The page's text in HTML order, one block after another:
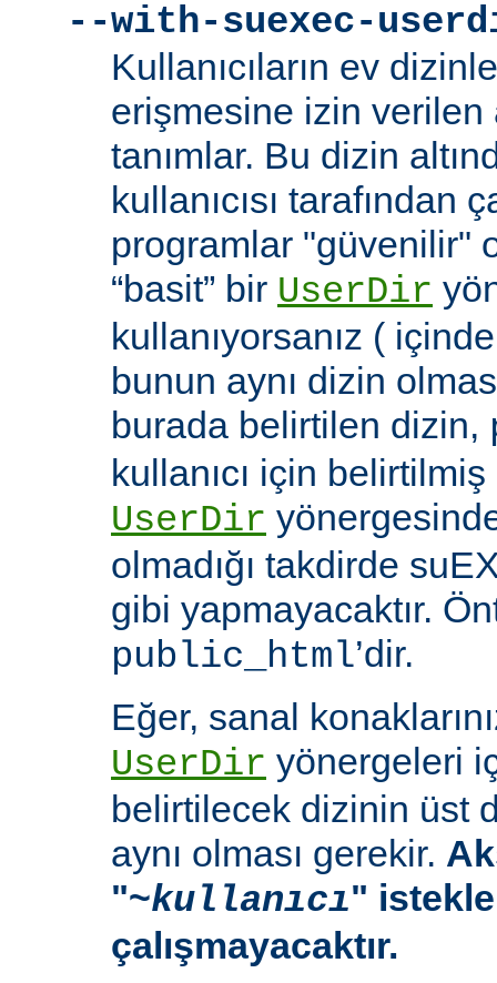
--with-suexec-
Kullanıcıların ev
erişmesine izin
tanımlar. Bu dizin
kullanıcısı tarafından
programlar "güvenilir"
“basit” bir UserDir
kullanıyorsanız (
bunun aynı dizin
burada belirtilen dizin,
kullanıcı için
UserDir
olmadığı takdirde
gibi yapmayacaktır.
public_html’dir.
Eğer, sanal
UserDir yönergeleri
belirtilecek dizinin üst
aynı olması gerekir.
"~kullanıcı"
çalışmayacaktır.